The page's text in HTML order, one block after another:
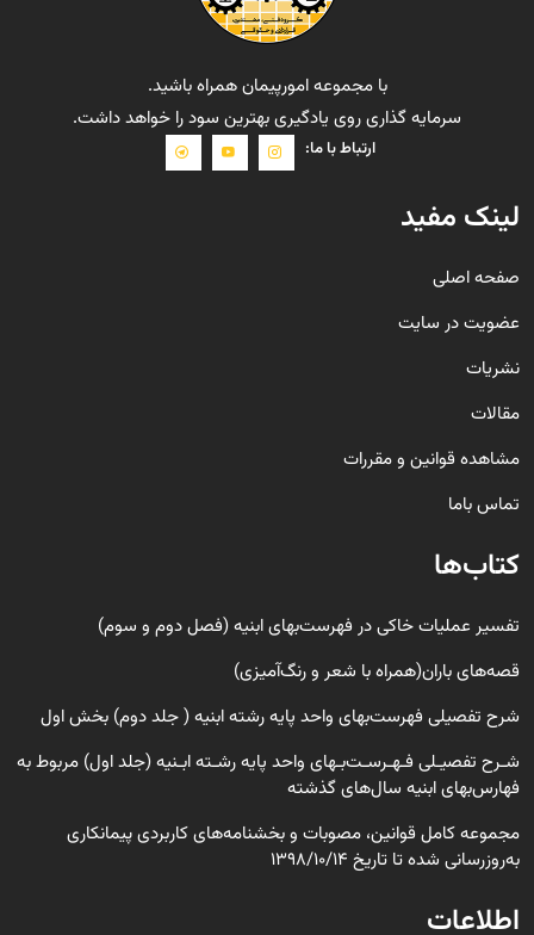
با مجموعه امورپیمان همراه باشید.
سرمایه گذاری روی یادگیری بهترین سود را خواهد داشت.
ارتباط با ما:
لینک مفید
صفحه اصلی
عضویت در سایت
نشریات
مقالات
مشاهده قوانین و مقررات
تماس باما
کتاب‌ها
تفسیر عملیات خاکی در فهرست‌بهای ابنیه (فصل دوم و سوم)
قصه‌های باران(همراه با شعر و رنگ‌‌آمیزی)
شرح تفصیلی فهرست‌بهای واحد پایه رشته ابنیه ( جلد دوم) بخش اول
شـرح تفصیـلی فـهـرسـت‌بـهای واحد پایه رشـته ابـنیه (جلد اول) مربوط به
فهارس‌بهای ابنیه سال‌های گذشته
مجموعه کامل قوانین، مصوبات و بخشنامه‌های کاربردی پیمانکاری
به‌روزرسانی شده تا تاریخ 1398/10/14
اطلاعات